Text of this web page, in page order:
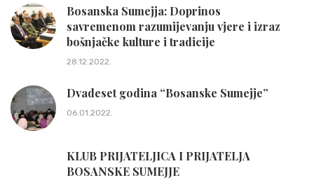
Bosanska Sumejja: Doprinos
savremenom razumijevanju vjere i izraz
bošnjačke kulture i tradicije
28.12.2022.
Dvadeset godina “Bosanske Sumejje”
06.01.2022.
KLUB PRIJATELJICA I PRIJATELJA
BOSANSKE SUMEJJE